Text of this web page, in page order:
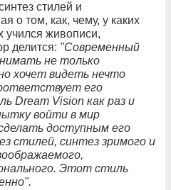
стилей и
о том, как, чему, у каких
учился живописи,
делится: "Современный
не только
хочет видеть нечто
его
Dream Vision как раз и
войти в мир
доступным его
стилей, синтез зримого и
Этот стиль